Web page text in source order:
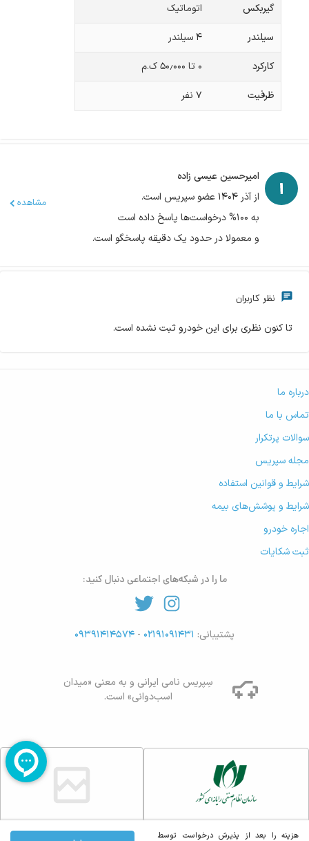
گیربکس
اتوماتیک
سیلندر
۴ سیلندر
کارکرد
۰ تا ۵۰٫۰۰۰ ک.م
ظرفیت
۷ نفر
امیرحسین عیسی زاده
از آذر ۱۴۰۴ عضو سپریس است.
به ۱۰۰% درخواست‌ها پاسخ داده است
و معمولا در حدود یک دقیقه پاسخگو است.
مشاهده
هزینه را بعد از پذیرش درخواست توسط
نظر کاربران
تا کنون نظری برای این خودرو ثبت نشده است.
درباره ما
تماس با ما
سوالات پرتکرار
مجله سپریس
شرایط و قوانین استفاده
شرایط و پوشش‌های بیمه
اجاره خودرو
ثبت شکایات
ما را در شبکه‌های اجتماعی دنبال کنید:
پشتیبانی: ۰۲۱۹۱۰۹۱۴۳۱ -
سِپریس نامی ایرانی و به معنی «میدان
اسب‌دوانی» است.